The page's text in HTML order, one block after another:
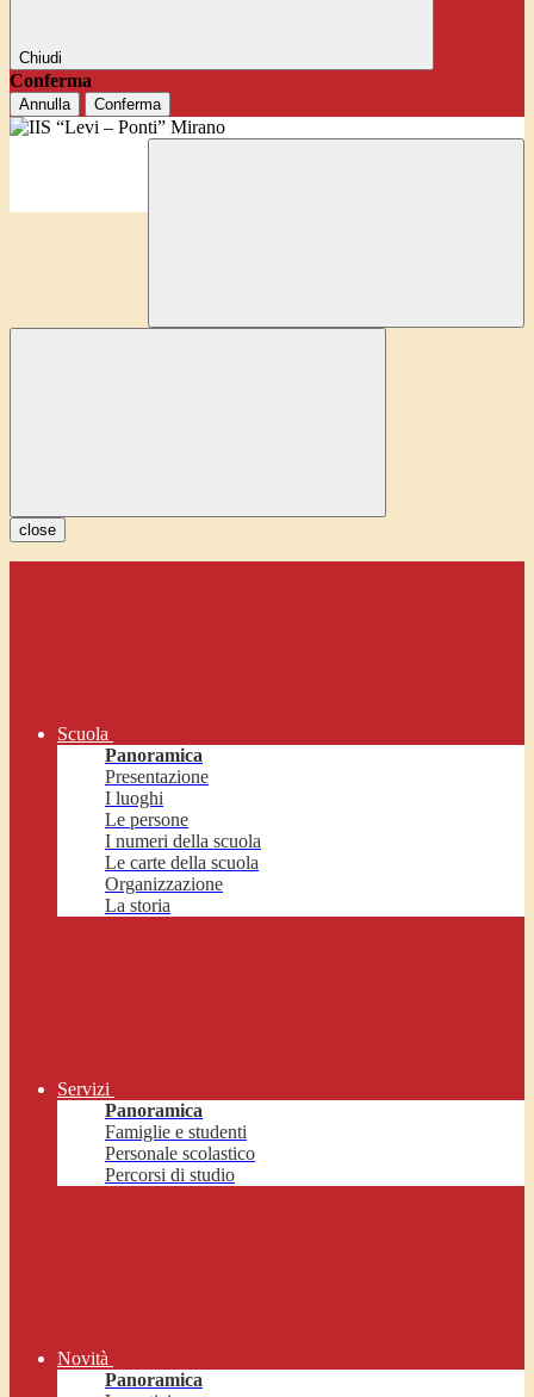
Chiudi
Conferma
Annulla Conferma
close
Scuola
Panoramica
Presentazione
I luoghi
Le persone
I numeri della scuola
Le carte della scuola
Organizzazione
La storia
Servizi
Panoramica
Famiglie e studenti
Personale scolastico
Percorsi di studio
Novità
Panoramica